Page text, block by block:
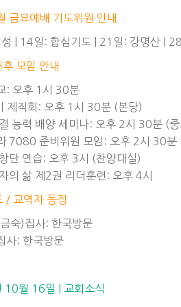
금요예배 기도위원 안내
| 14일: 합심기도 | 21일: 강명산 |
모임 안내
: 오후 1시 30분
제직회: 오후 1시 30분 (본당)
능력 배양 세미나: 오후 2시 30분 (
7080 준비위원 모임: 오후 2시 30분
단 연습: 오후 3시 (찬양대실)
의 삶 제2권 리더훈련: 오후 4시
/ 교역자 동정
숙)집사: 한국방문
사: 한국방문
10월 16일 | 교회소식